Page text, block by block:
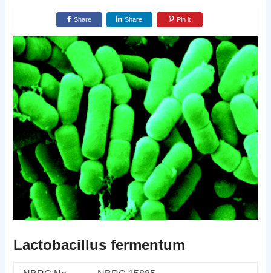
Share Share Pin it
Lactobacillus fermentum